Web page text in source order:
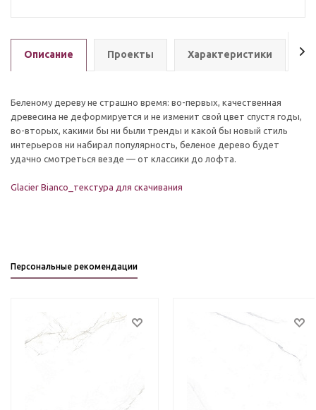
Описание Проекты Характеристики
Беленому дереву не страшно время: во-первых, качественная
древесина не деформируется и не изменит свой цвет спустя годы,
во-вторых, какими бы ни были тренды и какой бы новый стиль
интерьеров ни набирал популярность, беленое дерево будет
удачно смотреться везде — от классики до лофта.
Glacier Bianco_текстура для скачивания
Персональные рекомендации